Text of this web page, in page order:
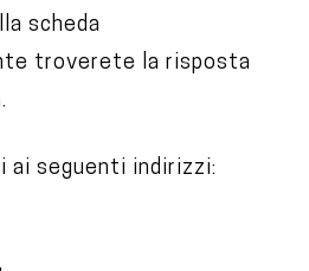
scheda
troverete la risposta
ai seguenti indirizzi: